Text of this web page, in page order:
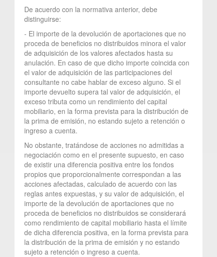
De acuerdo con la normativa anterior, debe
distinguirse:
- El importe de la devolución de aportaciones que no
proceda de beneficios no distribuidos minora el valor
de adquisición de los valores afectados hasta su
anulación. En caso de que dicho importe coincida con
el valor de adquisición de las participaciones del
consultante no cabe hablar de exceso alguno. Si el
importe devuelto supera tal valor de adquisición, el
exceso tributa como un rendimiento del capital
mobiliario, en la forma prevista para la distribución de
la prima de emisión, no estando sujeto a retención o
ingreso a cuenta.
No obstante, tratándose de acciones no admitidas a
negociación como en el presente supuesto, en caso
de existir una diferencia positiva entre los fondos
propios que proporcionalmente correspondan a las
acciones afectadas, calculado de acuerdo con las
reglas antes expuestas, y su valor de adquisición, el
importe de la devolución de aportaciones que no
proceda de beneficios no distribuidos se considerará
como rendimiento de capital mobiliario hasta el límite
de dicha diferencia positiva, en la forma prevista para
la distribución de la prima de emisión y no estando
sujeto a retención o ingreso a cuenta.